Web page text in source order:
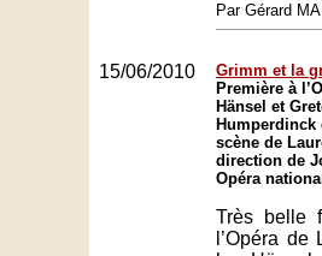
Par Gérard
15/06/2010
Grimm et la
Première à
Hänsel et
Humperdinck
scène de
direction de
Opéra
Très belle
l’Opéra de